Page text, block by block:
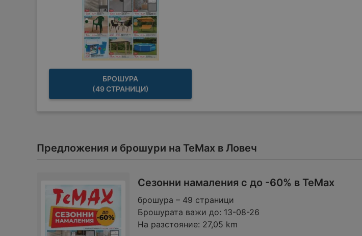
БРОШУРА
(49 СТРАНИЦИ)
Предложения и брошури на TeMax в Ловеч
Сезонни намаления с до -60% в ТеМах
брошура – 49 страници
Брошурата важи до: 13-08-26
На разстояние: 27,05 km